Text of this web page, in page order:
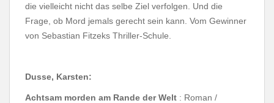
die vielleicht nicht das selbe Ziel verfolgen. Und die
Frage, ob Mord jemals gerecht sein kann. Vom Gewinner
von Sebastian Fitzeks Thriller-Schule.
Dusse, Karsten:
Achtsam morden am Rande der Welt : Roman /